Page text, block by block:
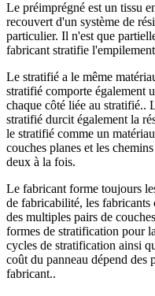
Le préimprégné est un tissu
recouvert d'un système de
particulier. Il n'est que
fabricant stratifie
Le stratifié a le même
stratifié comporte également
chaque côté liée au stratifié..
stratifié durcit également la
le stratifié comme un
couches planes et les
deux à la fois.
Le fabricant forme toujours
de fabricabilité, les
des multiples pairs de
formes de stratification pour
cycles de stratification ainsi
coût du panneau dépend des
fabricant..